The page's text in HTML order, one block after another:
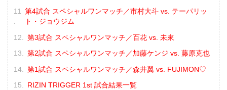
第4試合 スペシャルワンマッチ／市村大斗 vs. テーパリッ
ト・ジョウジム
第3試合 スペシャルワンマッチ／百花 vs. 未來
第2試合 スペシャルワンマッチ／加藤ケンジ vs. 藤原克也
第1試合 スペシャルワンマッチ／森井翼 vs. FUJIMON♡
RIZIN TRIGGER 1st 試合結果一覧